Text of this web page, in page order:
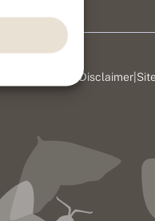
Disclaimer